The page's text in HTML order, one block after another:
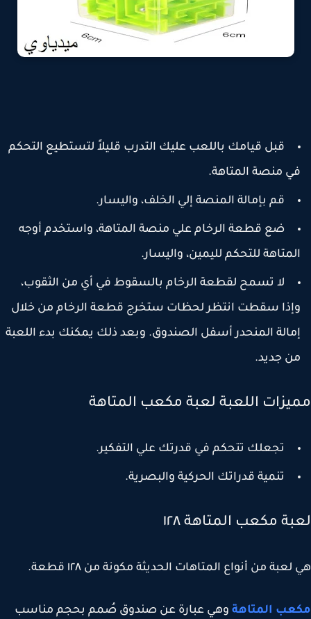
قبل قيامك باللعب عليك التدرب قليلاً لتستطيع التحكم
منصة المتاهة.
قم بإمالة المنصة إلي الخلف، واليسار.
ضع قطعة الرخام علي منصة المتاهة، واستخدم أوجه
للتحكم لليمين، واليسار.
لا تسمح لقطعة الرخام بالسقوط في أي من الثقوب،
سقطت انتظر لحظات ستخرج قطعة الرخام من خلال
المنحدر أسفل الصندوق. وبعد ذلك يمكنك بدء اللعبة
جديد.
اللعبة لعبة مكعب المتاهة
تجعلك تتحكم في قدرتك علي التفكير.
تنمية قدراتك الحركية والبصرية.
مكعب المتاهة ١٢٨
من أنواع المتاهات الحديثة مكونة من ١٢٨ قطعة.
المتاهةوهي عبارة عن صندوق صُمم بحجم مناسب